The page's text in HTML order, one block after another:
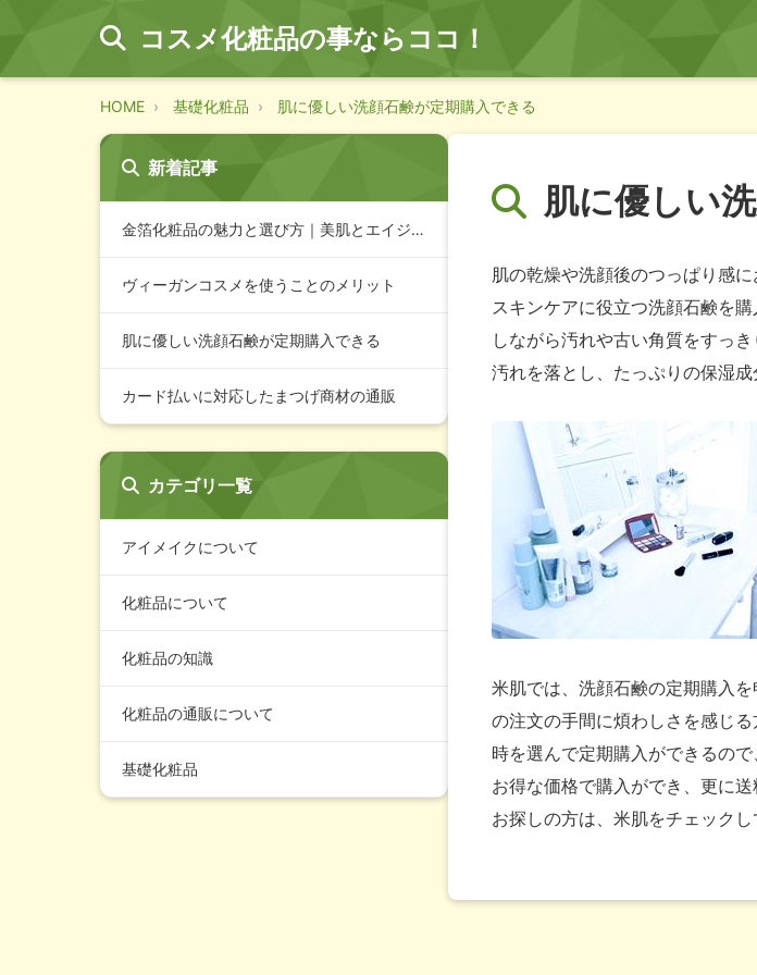
コスメ化粧品の事ならココ！
HOME 基礎化粧品 肌に優しい洗顔石鹸が定期購入できる
肌に優しい
肌の乾燥や洗顔後のつっぱり感
スキンケアに役立つ洗顔石鹸を
しながら汚れや古い角質をすっ
汚れを落とし、たっぷりの保湿
米肌では、洗顔石鹸の定期購入
の注文の手間に煩わしさを感じ
時を選んで定期購入ができるの
お得な価格で購入ができ、更に
お探しの方は、米肌をチェックし
新着記事
金箔化粧品の魅力と選び方｜美肌とエイジングケアに効果的な高品…
ヴィーガンコスメを使うことのメリット
肌に優しい洗顔石鹸が定期購入できる
カード払いに対応したまつげ商材の通販
カテゴリ一覧
アイメイクについて
化粧品について
化粧品の知識
化粧品の通販について
基礎化粧品